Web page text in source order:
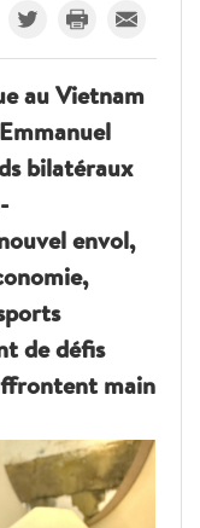
au Vietnam
bilatéraux
envol,
de défis
main